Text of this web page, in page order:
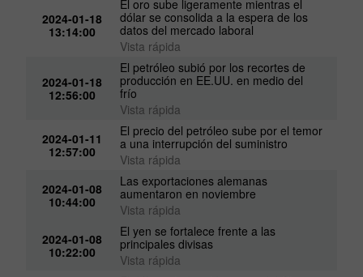
2024-01-18
13:14:00
El oro sube ligeramente mientras el
dólar se consolida a la espera de los
datos del mercado laboral
Vista rápida
2024-01-18
12:56:00
El petróleo subió por los recortes de
producción en EE.UU. en medio del
frío
Vista rápida
2024-01-11
12:57:00
El precio del petróleo sube por el temor
a una interrupción del suministro
Vista rápida
2024-01-08
10:44:00
Las exportaciones alemanas
aumentaron en noviembre
Vista rápida
2024-01-08
10:22:00
El yen se fortalece frente a las
principales divisas
Vista rápida